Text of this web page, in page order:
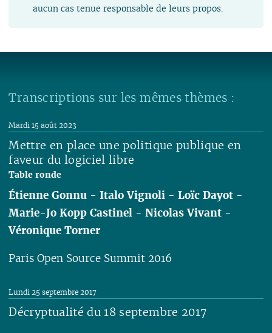
aucun cas tenue responsable de leurs propos.
Transcriptions sur les mêmes thèmes :
Mettre en place une politique publique en
faveur du logiciel libre
Table ronde
Mardi 15 août 2023
Étienne Gonnu -Italo Vignoli -Loïc Dayot -
Marie-Jo Kopp Castinel -Nicolas Vivant -
Véronique Torner
Paris Open Source Summit 2016
Lire
Décryptualité du 18 septembre 2017
Lundi 25 septembre 2017